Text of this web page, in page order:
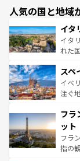
人気の国と地域
イタ
イタ
れた国
ろん
景な
ピザ
ませ
なお
しい。
スペ
イベ
注ぐ
文化
れる
る。
アー
フラ
ット
フラ
指の